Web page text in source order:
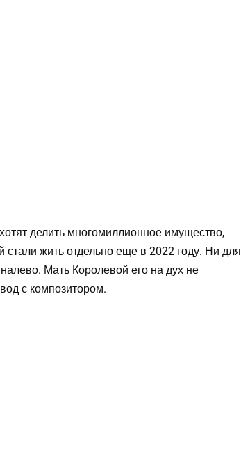
делить многомиллионное имущество,
жить отдельно еще в 2022 году. Ни для
Мать Королевой его на дух не
с композитором.